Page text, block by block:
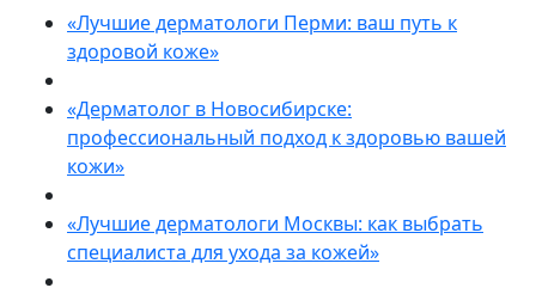
«Лучшие дерматологи Перми: ваш путь к
здоровой коже»
«Дерматолог в Новосибирске:
профессиональный подход к здоровью вашей
кожи»
«Лучшие дерматологи Москвы: как выбрать
специалиста для ухода за кожей»